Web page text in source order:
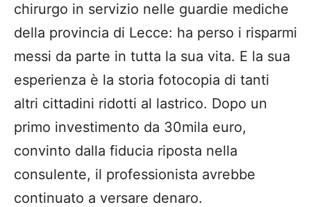
chirurgo in servizio nelle guardie mediche
della provincia di Lecce: ha perso i risparmi
messi da parte in tutta la sua vita. E la sua
esperienza è la storia fotocopia di tanti
altri cittadini ridotti al lastrico. Dopo un
primo investimento da 30mila euro,
convinto dalla fiducia riposta nella
consulente, il professionista avrebbe
continuato a versare denaro.